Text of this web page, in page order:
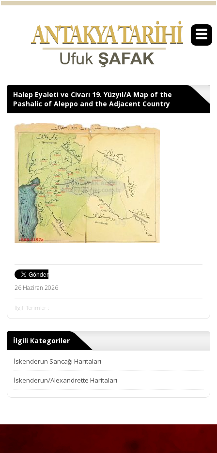
Halep Eyaleti ve Civarı 19. Yüzyıl/A Map of the
Pashalic of Aleppo and the Adjacent Country
26 Haziran 2026
İlgili Terimler :
İlgili Kategoriler
İskenderun Sancağı Harıtaları
İskenderun/Alexandrette Haritaları